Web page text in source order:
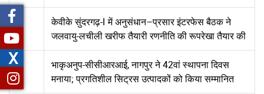
केवीके सुंदरगढ़-I में अनुसंधान–प्रसार इंटरफेस बैठक ने
जलवायु-लचीली खरीफ तैयारी रणनीति की रूपरेखा तैयार की
6
भाकृअनुप-सीसीआरआई, नागपुर ने 42वां स्थापना दिवस
मनाया; प्रगतिशील सिट्रस उत्पादकों को किया सम्मानित
X